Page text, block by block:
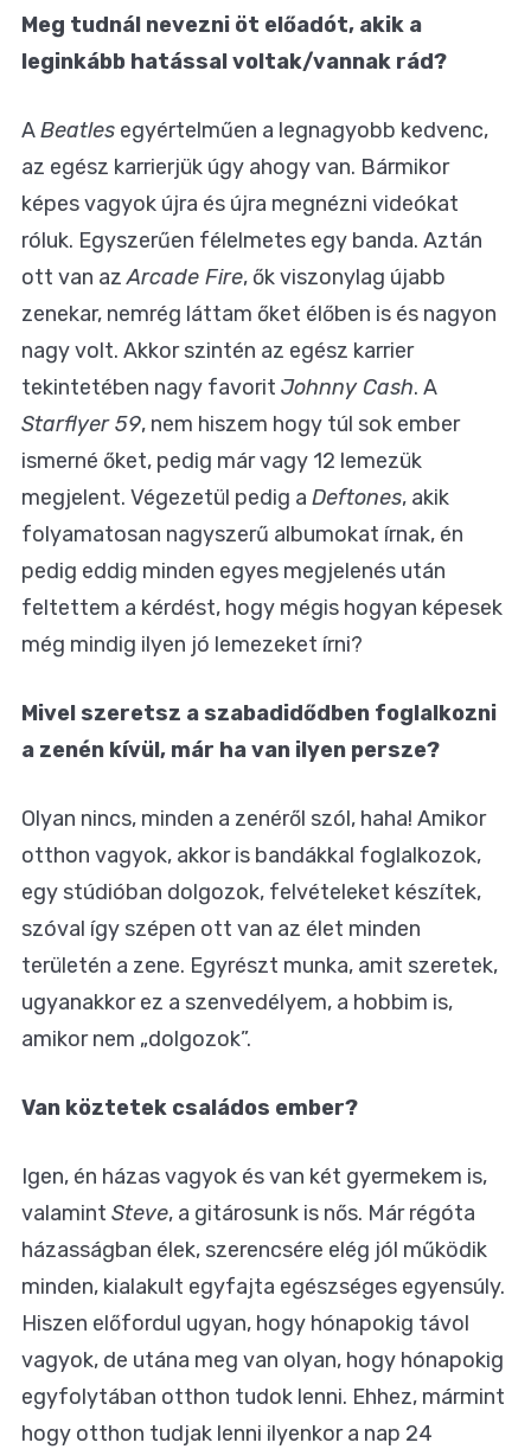
Meg tudnál nevezni öt előadót, akik a
leginkább hatással voltak/vannak rád?
ABeatles egyértelműen a legnagyobb kedvenc,
az egész karrierjük úgy ahogy van. Bármikor
képes vagyok újra és újra megnézni videókat
róluk. Egyszerűen félelmetes egy banda. Aztán
ott van azArcade Fire, ők viszonylag újabb
zenekar, nemrég láttam őket élőben is és nagyon
nagy volt. Akkor szintén az egész karrier
tekintetében nagy favorit Johnny Cash. A
Starflyer 59, nem hiszem hogy túl sok ember
ismerné őket, pedig már vagy 12 lemezük
megjelent. Végezetül pedig a Deftones, akik
folyamatosan nagyszerű albumokat írnak, én
pedig eddig minden egyes megjelenés után
feltettem a kérdést, hogy mégis hogyan képesek
még mindig ilyen jó lemezeket írni?
Mivel szeretsz a szabadidődben foglalkozni
a zenén kívül, már ha van ilyen persze?
Olyan nincs, minden a zenéről szól, haha! Amikor
otthon vagyok, akkor is bandákkal foglalkozok,
egy stúdióban dolgozok, felvételeket készítek,
szóval így szépen ott van az élet minden
területén a zene. Egyrészt munka, amit szeretek,
ugyanakkor ez a szenvedélyem, a hobbim is,
amikor nem „dolgozok”.
Van köztetek családos ember?
Igen, én házas vagyok és van két gyermekem is,
valamint Steve, a gitárosunk is nős. Már régóta
házasságban élek, szerencsére elég jól működik
minden, kialakult egyfajta egészséges egyensúly.
Hiszen előfordul ugyan, hogy hónapokig távol
vagyok, de utána meg van olyan, hogy hónapokig
egyfolytában otthon tudok lenni. Ehhez, mármint
hogy otthon tudjak lenni ilyenkor a nap 24